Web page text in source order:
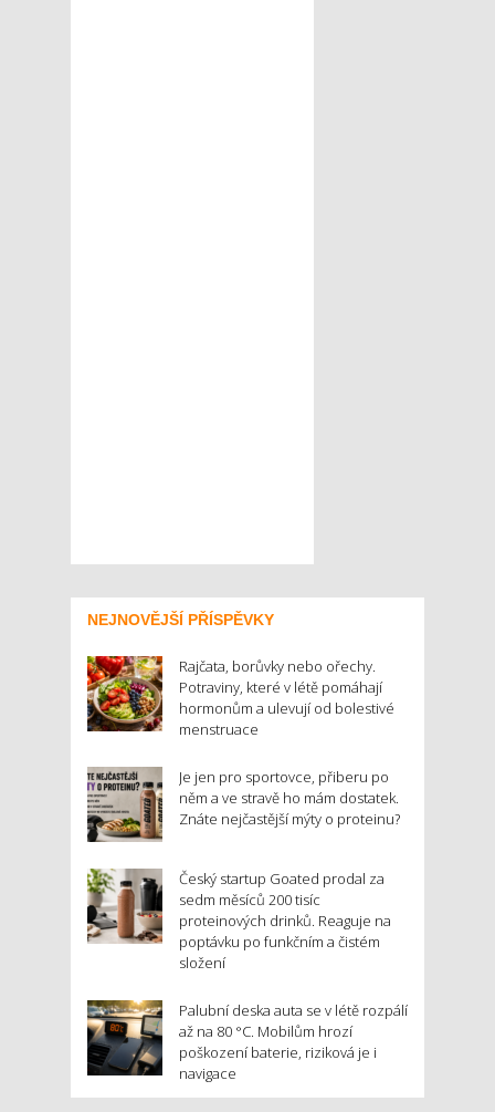
NEJNOVĚJŠÍ PŘÍSPĚVKY
Rajčata, borůvky nebo ořechy.
Potraviny, které v létě pomáhají
hormonům a ulevují od bolestivé
menstruace
Je jen pro sportovce, přiberu po
něm a ve stravě ho mám dostatek.
Znáte nejčastější mýty o proteinu?
Český startup Goated prodal za
sedm měsíců 200 tisíc
proteinových drinků. Reaguje na
poptávku po funkčním a čistém
složení
Palubní deska auta se v létě rozpálí
až na 80 °C. Mobilům hrozí
poškození baterie, riziková je i
navigace